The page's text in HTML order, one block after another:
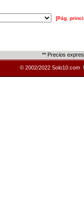
[Pág.
** Precios
© 2002/2022 Solo10.com